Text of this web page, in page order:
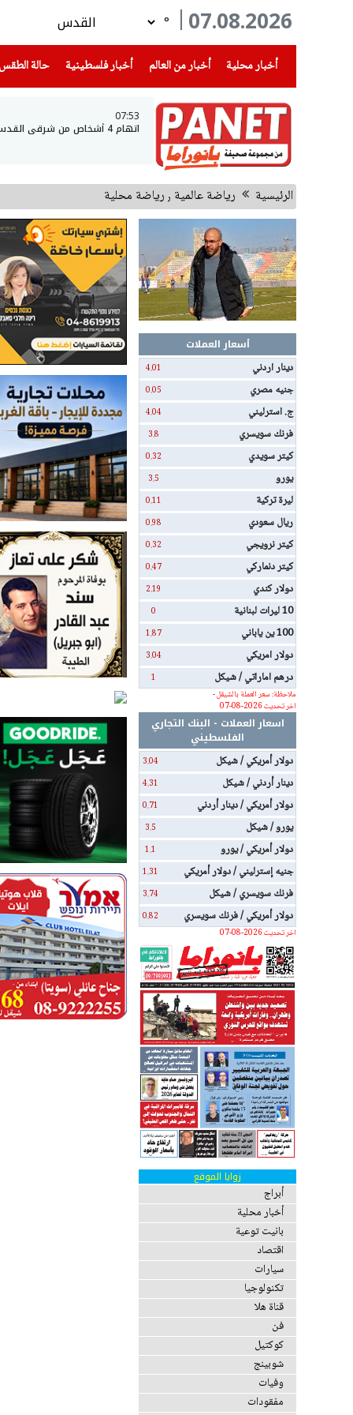
07.08.2026
°
أخبار محلية
(current) أخبار من العالم أخبار فلسطينية(current) حالة الطقس
07:53
اتهام 4 أشخاص من شرقي القدس والضفة الغربية بسرقة مركبات
الرئيسية رياضة عالمية ٫ رياضة محلية
أسعار العملات
دينار اردني
4.01
جنيه مصري 0.05
ج. استرليني 4.04
فرنك سويسري 3.8
كيتر سويدي 0.32
يورو 3.5
ليرة تركية 0.11
ريال سعودي 0.98
كيتر نرويجي 0.32
كيتر دنماركي 0.47
دولار كندي 2.19
10 ليرات لبنانية 0
100 ين ياباني 1.87
دولار امريكي 3.04
درهم اماراتي / شيكل
1
ملاحظة: سعر العملة بالشيقل -
اخر تحديث 2026-08-07
اسعار العملات - البنك التجاري
الفلسطيني
دولار أمريكي / شيكل
3.04
دينار أردني / شيكل 4.31
دولار أمريكي / دينار أردني 0.71
يورو / شيكل 3.5
دولار أمريكي / يورو 1.1
جنيه إسترليني / دولار أمريكي 1.31
فرنك سويسري / شيكل 3.74
دولار أمريكي / فرنك سويسري
0.82
اخر تحديث 2026-08-07
زوايا الموقع
أبراج
أخبار محلية
بانيت توعية
اقتصاد
سيارات
تكنولوجيا
قناة هلا
فن
كوكتيل
شوبينج
وفيات
مفقودات